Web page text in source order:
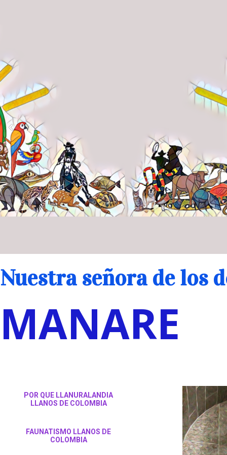
Nuestra señora de los
MANARE
POR QUE LLANURALANDIA
LLANOS DE COLOMBIA
FAUNATISMO LLANOS DE
COLOMBIA